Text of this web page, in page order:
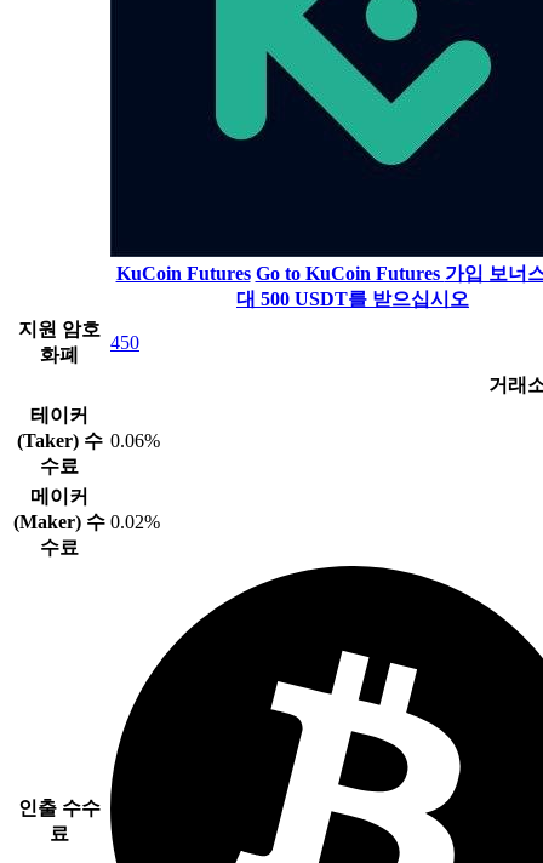
KuCoin Futures Go to KuCoin Futures 가입 보너
대 500 USDT를 받으십시오
지원 암호
화폐
450
거래
테이커
(Taker) 수
수료
0.06%
메이커
(Maker) 수
수료
0.02%
인출 수수
료